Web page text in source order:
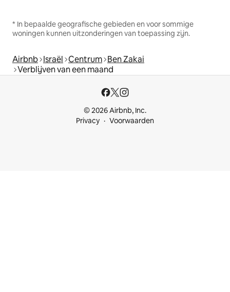
* In bepaalde geografische gebieden en voor sommige
woningen kunnen uitzonderingen van toepassing zijn.
Airbnb Israël Centrum Ben Zakai
Verblijven van een maand
© 2026 Airbnb, Inc.
Privacy
Voorwaarden